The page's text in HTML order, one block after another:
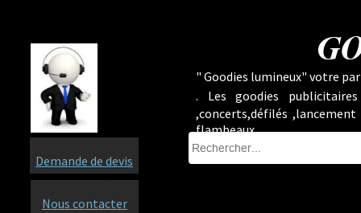
Demande de devis
Nous contacter
" Goodies lumineux" votre
. Les goodies
,concerts,défilés
flambeaux ...